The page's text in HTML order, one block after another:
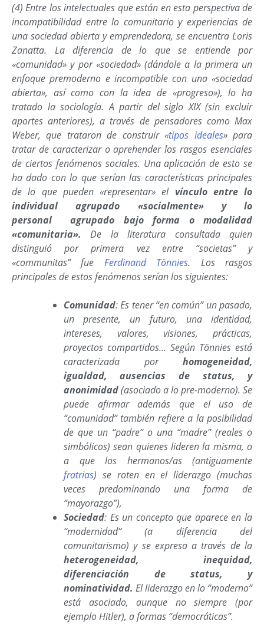
(4) Entre los intelectuales que están en esta perspectiva de
incompatibilidad entre lo comunitario y experiencias de
una sociedad abierta y emprendedora, se encuentra Loris
Zanatta. La diferencia de lo que se entiende por
«comunidad» y por «sociedad» (dándole a la primera un
enfoque premoderno e incompatible con una «sociedad
abierta», así como con la idea de «progreso»), lo ha
tratado la sociología. Apartir del siglo XIX (sin excluir
aportes anteriores), a través de pensadores como Max
Weber, que trataron de construir «tipos ideales» para
tratar de caracterizar o aprehender los rasgos esenciales
de ciertos fenómenos sociales. Una aplicación de esto se
ha dado con lo que serían las características principales
de lo que pueden «representar» el vínculo entre lo
individual agrupado «socialmente» y lo
personal
agrupado bajo forma o modalidad
«comunitaria».De la literatura consultada quien
distinguió por primera vez entre “societas” y
«communitas” fue Ferdinand Tönnies. Los rasgos
principales de estos fenómenos serían los siguientes:
Comunidad: Es tener “en común” un pasado,
un presente, un futuro, una identidad,
intereses, valores, visiones, prácticas,
proyectos compartidos… Según Tönnies está
caracterizada por homogeneidad,
igualdad, ausencias de status, y
anonimidad(asociado a lo pre-moderno). Se
puede afirmar además que el uso de
“comunidad” también refiere a la posibilidad
de que un “padre” o una “madre” (reales o
simbólicos) sean quienes lideren la misma, o
a que los hermanos/as (antiguamente
fratrias) se roten en el liderazgo (muchas
veces predominando una forma de
“mayorazgo”),
Sociedad: Es un concepto que aparece en la
“modernidad” (a diferencia del
comunitarismo) y se expresa a través de la
heterogeneidad, inequidad,
diferenciación de status, y
nominatividad. El liderazgo en lo “moderno”
está asociado, aunque no siempre (por
ejemplo Hitler), a formas “democráticas”.